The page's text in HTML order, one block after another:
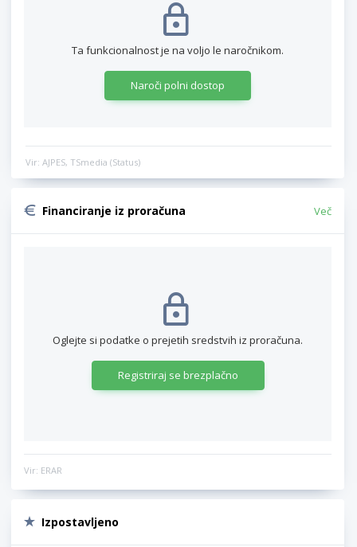
Ta funkcionalnost je na voljo le naročnikom.
Naroči polni dostop
Vir: AJPES, TSmedia (Status)
Financiranje iz proračuna Več
Oglejte si podatke o prejetih sredstvih iz proračuna.
Registriraj se brezplačno
Vir: ERAR
Izpostavljeno